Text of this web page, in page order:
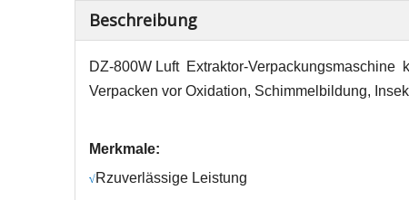
Beschreibung
DZ-800W LuftExtraktor-Verpackungsmaschine
Verpacken vor Oxidation, Schimmelbildung,
Merkmale:
√Rzuverlässige Leistung